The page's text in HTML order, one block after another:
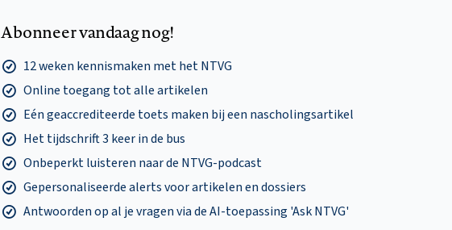
Abonneer vandaag nog!
12 weken kennismaken met het NTVG
Online toegang tot alle artikelen
Eén geaccrediteerde toets maken bij een nascholingsartikel
Het tijdschrift 3 keer in de bus
Onbeperkt luisteren naar de NTVG-podcast
Gepersonaliseerde alerts voor artikelen en dossiers
Antwoorden op al je vragen via de AI-toepassing 'Ask NTVG'